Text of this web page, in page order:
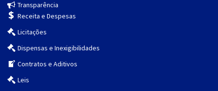
Transparência
Receita e Despesas
Licitações
Dispensas e Inexigibilidades
Contratos e Aditivos
Leis